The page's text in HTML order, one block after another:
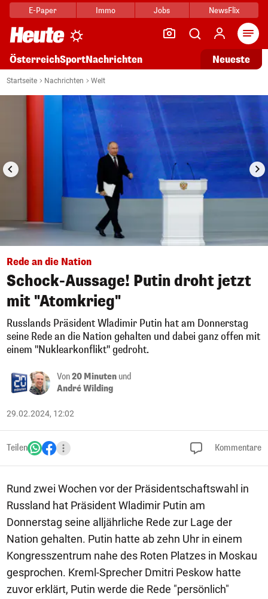
E-Paper Immo Jobs NewsFlix
ÖsterreichSportNachrichten Neueste
Startseite Nachrichten Welt
1/4
Rede an die Nation
Schock-Aussage! Putin droht jetzt
mit "Atomkrieg"
Russlands Präsident Wladimir Putin hat am Donnerstag
seine Rede an die Nation gehalten und dabei ganz offen mit
einem "Nuklearkonflikt" gedroht.
Von20 Minuten und
André Wilding
29.02.2024, 12:02
Teilen Kommentare
Rund zwei Wochen vor der Präsidentschaftswahl in
Russland hat Präsident Wladimir Putin am
Donnerstag seine alljährliche Rede zur Lage der
Nation gehalten. Putin hatte ab zehn Uhr in einem
Kongresszentrum nahe des Roten Platzes in Moskau
gesprochen. Kreml-Sprecher Dmitri Peskow hatte
zuvor erklärt, Putin werde die Rede "persönlich"